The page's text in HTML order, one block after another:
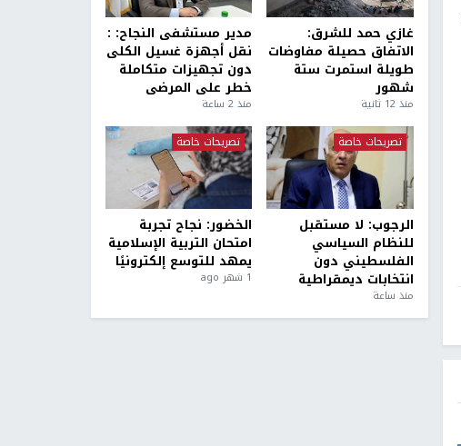
غازي حمد للشرق:
الاتفاق حصيلة مفاوضات
طويلة استمرت ستة
شهور
منذ 12 ثانية
مدير مستشفى النجاح: :
نقل أجهزة غسيل الكلى
دون تجهيزات متكاملة
خطر على المرضى
منذ 2 ساعة
تصريحات خاصة
الرجوب: لا مستقبل
للنظام السياسي
الفلسطيني دون
انتخابات ديمقراطية
منذ ساعة
تصريحات خاصة
الخضور: نجاح تجربة
امتحان التربية الإسلامية
يمهد للتوسع إلكترونيًا
1 شهر ago